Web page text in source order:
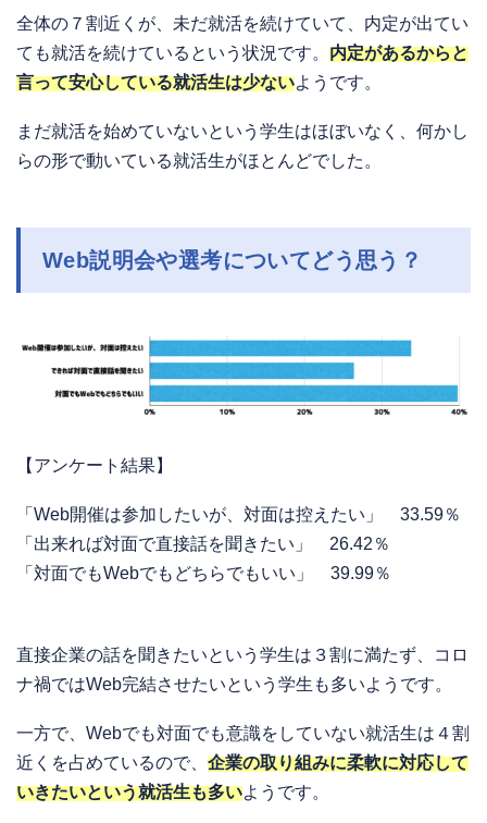
全体の７割近くが、未だ就活を続けていて、内定が出てい
ても就活を続けているという状況です。 内定があるからと
言って安心している就活生は少ないようです。
まだ就活を始めていないという学生はほぼいなく、何かし
らの形で動いている就活生がほとんどでした。
Web説明会や選考についてどう思う？
【アンケート結果】
「Web開催は参加したいが、対面は控えたい」 33.59％
「出来れば対面で直接話を聞きたい」 26.42％
「対面でもWebでもどちらでもいい」 39.99％
直接企業の話を聞きたいという学生は３割に満たず、コロ
ナ禍ではWeb完結させたいという学生も多いようです。
一方で、Webでも対面でも意識をしていない就活生は４割
近くを占めているので、 企業の取り組みに柔軟に対応して
いきたいという就活生も多いようです。